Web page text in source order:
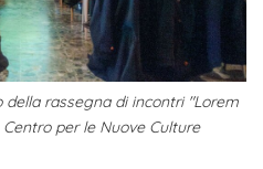
rassegna di incontri "Lorem
per le Nuove Culture